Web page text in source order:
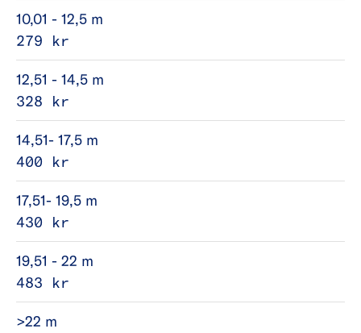
10,01 - 12,5 m
279 kr
12,51 - 14,5 m
328 kr
14,51- 17,5 m
400 kr
17,51- 19,5 m
430 kr
19,51 - 22 m
483 kr
>22 m